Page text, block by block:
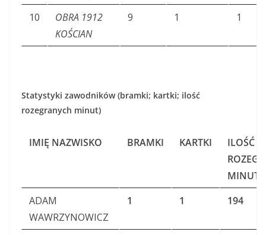
10
OBRA 1912
KOŚCIAN
9 1 1
Statystyki zawodników (bramki; kartki; ilość
rozegranych minut)
IMIĘ NAZWISKO BRAMKI KARTKI
ILOŚĆ
MINUT
ADAM
WAWRZYNOWICZ
1 1 194